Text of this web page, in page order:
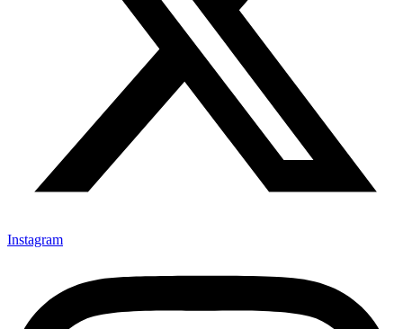
Instagram